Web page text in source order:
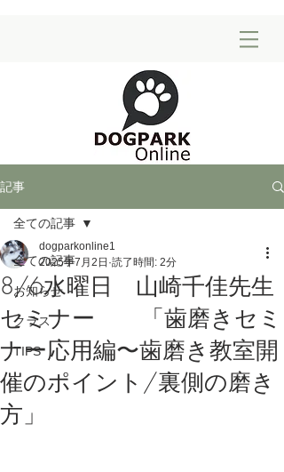
記事
全ての記事
お知らせ
クラス
TIPS
全ての記事
8/6水曜日 山崎千佳先生
セミナー 「歯磨きセミ
ナー応用編〜歯磨き教室開
催のポイント/裏側の磨き
方」
dogparkonline1
2025年7月2日 読了時間: 2分